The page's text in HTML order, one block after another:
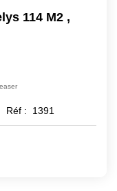
114 M2 ,
Réf : 1391